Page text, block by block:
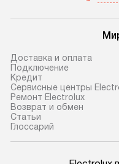
Доставка и оплата
Подключение
Кредит
Сервисные центры
Ремонт Electrolux
Возврат и обмен
Cтатьи
Глоссарий